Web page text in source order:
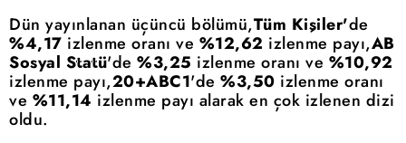
Dün yayınlanan üçüncü bölümü,Tüm Kişiler'de
%4,17 izlenme oranı ve %12,62 izlenme payı,AB
Sosyal Statü'de %3,25 izlenme oranı ve %10,92
izlenme payı,20+ABC1'de %3,50 izlenme oranı
ve %11,14 izlenme payı alarak en çok izlenen dizi
oldu.